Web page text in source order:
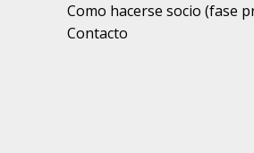
Como hacerse socio (fase
Contacto